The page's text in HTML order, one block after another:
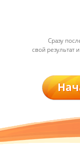
Сразу
свой результат